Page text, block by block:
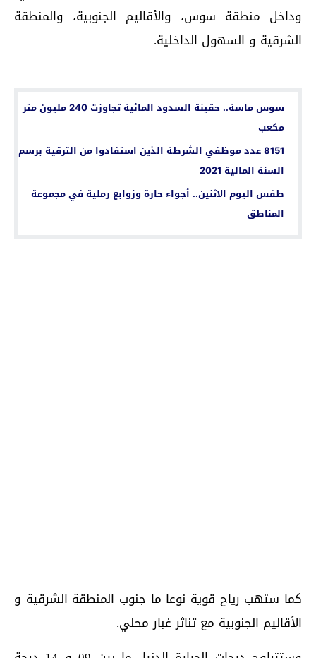
وداخل منطقة سوس، والأقاليم الجنوبية، والمنطقة
الشرقية و السهول الداخلية.
سوس ماسة.. حقينة السدود المائية تجاوزت 240 مليون متر
مكعب
8151 عدد موظفي الشرطة الذين استفادوا من الترقية برسم
السنة المالية 2021
طقس اليوم الاثنين.. أجواء حارة وزوابع رملية في مجموعة
المناطق
كما ستهب رياح قوية نوعا ما جنوب المنطقة الشرقية و
الأقاليم الجنوبية مع تناثر غبار محلي.